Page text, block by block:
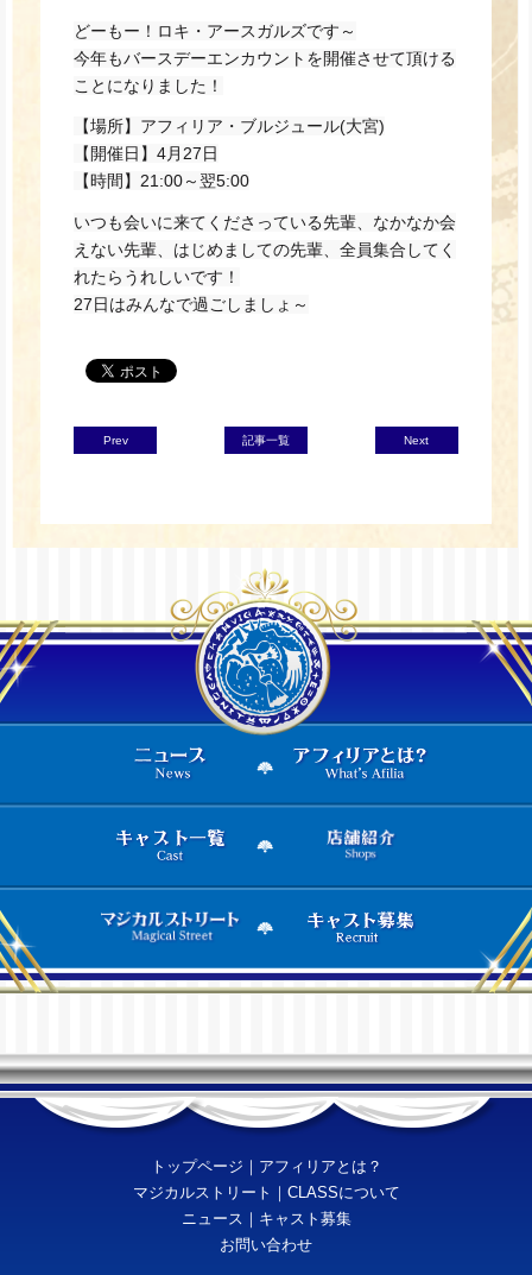
どーもー！ロキ・アースガルズです～
今年もバースデーエンカウントを開催させて頂ける
ことになりました！
【場所】アフィリア・ブルジュール(大宮)
【開催日】4月27日
【時間】21:00～翌5:00
いつも会いに来てくださっている先輩、なかなか会
えない先輩、はじめましての先輩、全員集合してく
れたらうれしいです！
27日はみんなで過ごしましょ～
Prev 記事一覧 Next
トップページ ｜ アフィリアとは？
マジカルストリート ｜ CLASSについて
ニュース ｜ キャスト募集
お問い合わせ